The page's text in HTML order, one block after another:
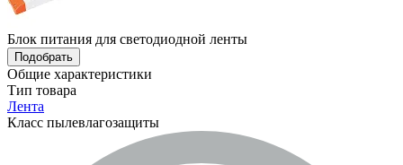
Блок питания для светодиодной ленты
Подобрать
Общие характеристики
Тип товара
Лента
Класс пылевлагозащиты